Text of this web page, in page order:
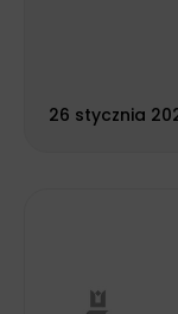
26 stycznia